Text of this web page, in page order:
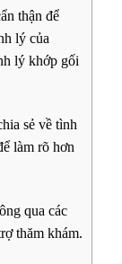
thận để
lý của
lý khớp gối
sẻ về tình
làm rõ hơn
qua các
thăm khám.